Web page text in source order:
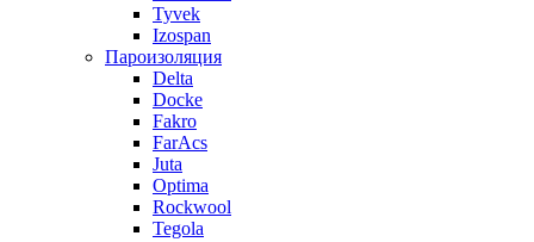
Tyvek
Izospan
Пароизоляция
Delta
Docke
Fakro
FarAcs
Juta
Optima
Rockwool
Tegola